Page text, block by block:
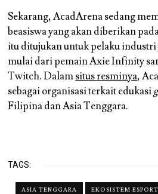
Sekarang, AcadArena sedang
beasiswa yang akan diberikan
itu ditujukan untuk pelaku industri
mulai dari pemain Axie Infinity
Twitch. Dalamsitus resminya,
sebagai organisasi terkait edukasi
Filipina dan Asia Tenggara.
TAGS:
ASIA TENGGARA EKOSISTEM